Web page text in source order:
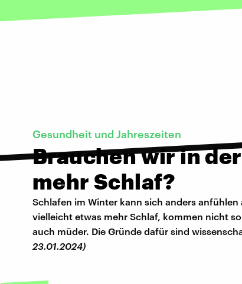
Gesundheit und Jahreszeiten
Brauchen wir in
mehr Schlaf?
Schlafen im Winter kann sich anders anfühlen
vielleicht etwas mehr Schlaf, kommen nicht
auch müder. Die Gründe dafür sind
23.01.2024)